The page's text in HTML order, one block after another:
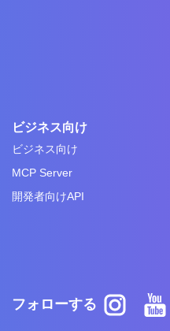
ビジネス向け
ビジネス向け
MCP Server
開発者向けAPI
フォローする